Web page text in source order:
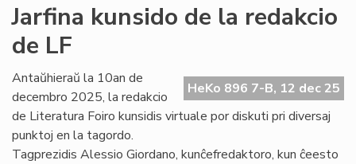
Jarfina kunsido de la redakcio
de LF
HeKo 896 7-B, 12 dec 25
Antaŭhieraŭ la 10an de
decembro 2025, la redakcio
de Literatura Foiro kunsidis virtuale por diskuti pri diversaj
punktoj en la tagordo.
Tagprezidis Alessio Giordano, kunĉefredaktoro, kun ĉeesto